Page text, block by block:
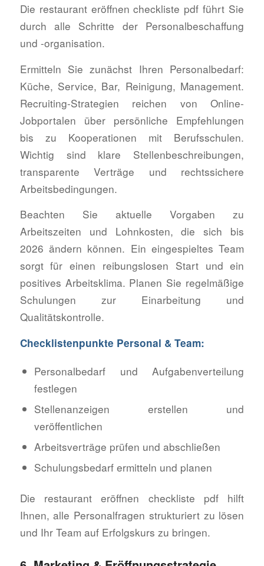
Die restaurant eröffnen checkliste pdf führt Sie
durch alle Schritte der Personalbeschaffung
und -organisation.
Ermitteln Sie zunächst Ihren Personalbedarf:
Küche, Service, Bar, Reinigung, Management.
Recruiting-Strategien reichen von Online-
Jobportalen über persönliche Empfehlungen
bis zu Kooperationen mit Berufsschulen.
Wichtig sind klare Stellenbeschreibungen,
transparente Verträge und rechtssichere
Arbeitsbedingungen.
Beachten Sie aktuelle Vorgaben zu
Arbeitszeiten und Lohnkosten, die sich bis
2026 ändern können. Ein eingespieltes Team
sorgt für einen reibungslosen Start und ein
positives Arbeitsklima. Planen Sie regelmäßige
Schulungen zur Einarbeitung und
Qualitätskontrolle.
Checklistenpunkte Personal & Team:
Personalbedarf und Aufgabenverteilung
festlegen
Stellenanzeigen erstellen und
veröffentlichen
Arbeitsverträge prüfen und abschließen
Schulungsbedarf ermitteln und planen
Die restaurant eröffnen checkliste pdf hilft
Ihnen, alle Personalfragen strukturiert zu lösen
und Ihr Team auf Erfolgskurs zu bringen.